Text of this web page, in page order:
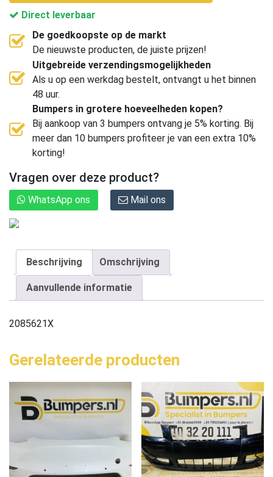
Direct leverbaar
De goedkoopste op de markt
De nieuwste producten, de juiste prijzen!
Uitgebreide verzendingsmogelijkheden
Als u op een werkdag bestelt, ontvangt u het binnen
48 uur.
Bumpers in grotere hoeveelheden kopen?
Bij aankoop van 3 bumpers ontvang je 5% korting. Bij
meer dan 10 bumpers profiteer je van een extra 10%
korting!
Vragen over deze product?
WhatsApp ons Mail ons
Beschrijving Omschrijving
Aanvullende informatie
2085621X
Gerelateerde producten